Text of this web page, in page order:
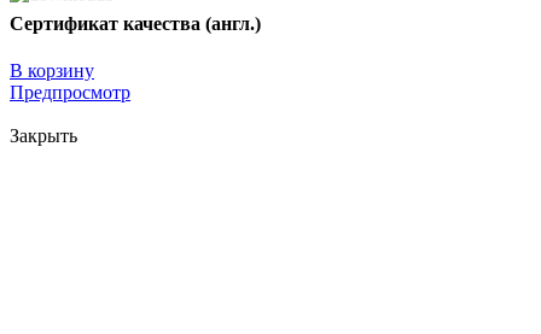
Сертификат качества (англ.)
В корзину
Предпросмотр
Закрыть